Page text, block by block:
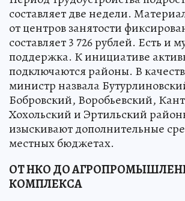
составляет две недели.
от центров занятости
составляет 3 726 рублей. Есть и
поддержка. К инициативе
подключаются районы. В
министр назвала
Бобровский, Воробьевский,
Хохольский и Эртильский
изыскивают дополнительные
местных бюджетах.
ОТ НКО ДО
КОМПЛЕКСА